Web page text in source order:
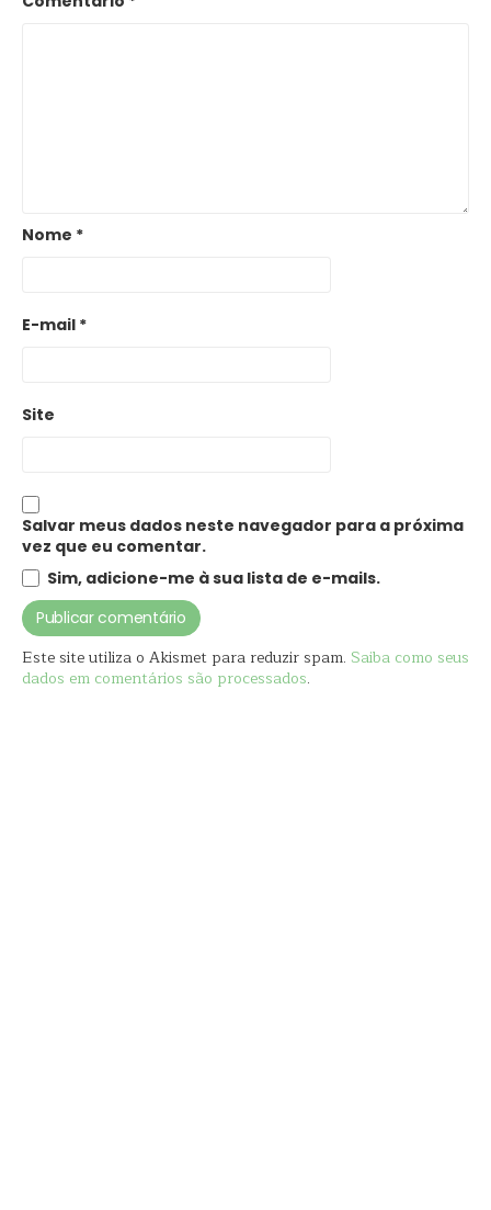
Nome *
E-mail *
Site
Salvar meus dados neste navegador para a próxima
vez que eu comentar.
Sim, adicione-me à sua lista de e-mails.
Este site utiliza o Akismet para reduzir spam. Saiba como seus
dados em comentários são processados.